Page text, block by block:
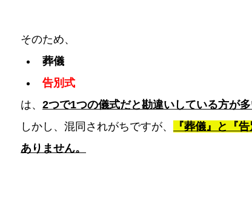
そのため、
葬儀
告別式
は、 2つで1つの儀式だと勘違いしている方が多
しかし、混同されがちですが、
『葬儀』と『
ありません。